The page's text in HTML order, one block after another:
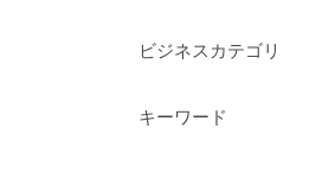
ビジネスカテゴリ
キーワード